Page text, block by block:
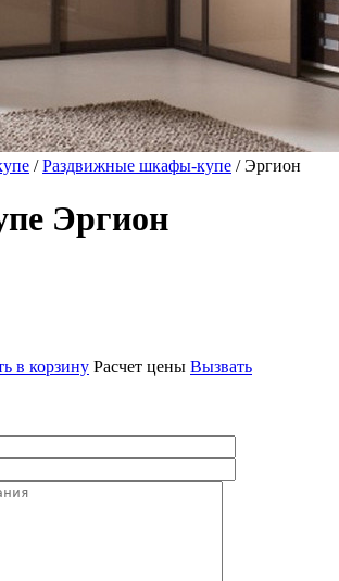
/Раздвижные шкафы-купе / Эргион
Эргион
в корзину Расчет цены Вызвать